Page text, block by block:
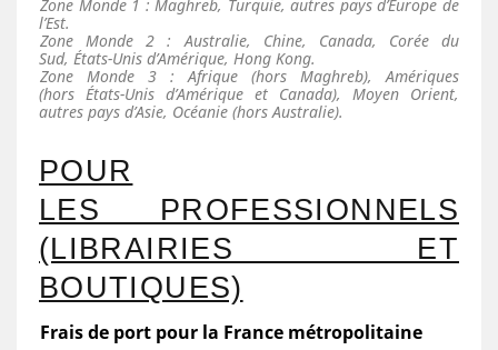
Zone Monde 1 : Maghreb, Turquie, autres pays d’Europe de
l’Est.
Zone Monde 2 : Australie, Chine, Canada, Corée du
Sud, États-Unis d’Amérique, Hong Kong.
Zone Monde 3 : Afrique (hors Maghreb), Amériques
(hors États-Unis d’Amérique et Canada), Moyen Orient,
autres pays d’Asie, Océanie (hors Australie).
POUR
LES PROFESSIONNELS
(LIBRAIRIES ET
BOUTIQUES)
Frais de port pour la France métropolitaine